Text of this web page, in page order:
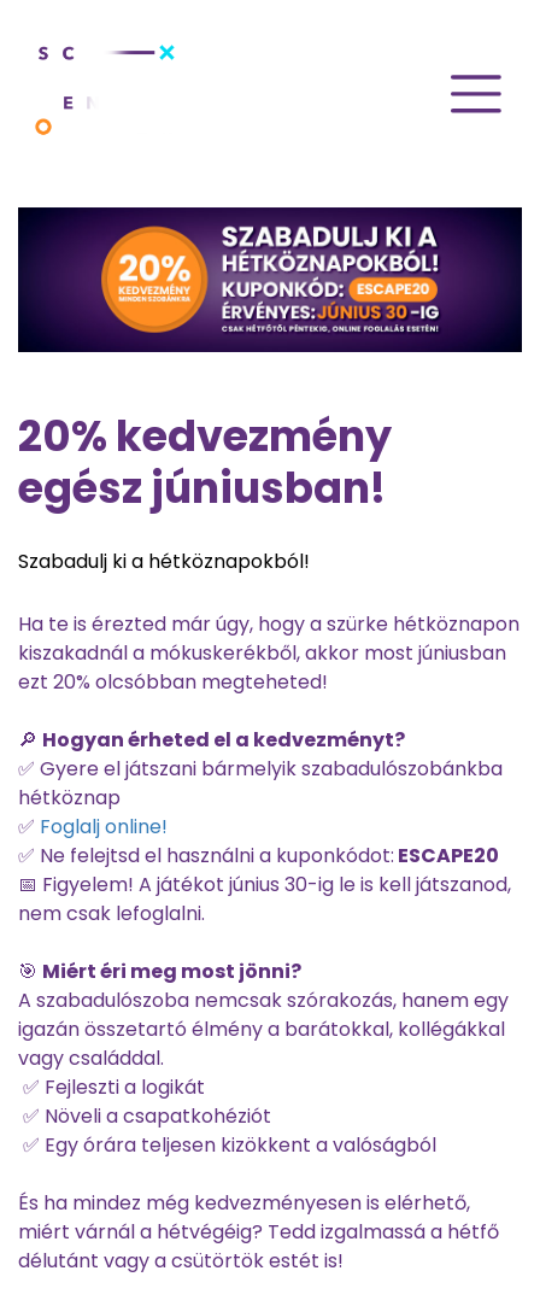
20% kedvezmény
egész júniusban!
Szabadulj ki a hétköznapokból!
Ha te is érezted már úgy, hogy a szürke hétköznapon
kiszakadnál a mókuskerékből, akkor most júniusban
ezt 20% olcsóbban megteheted!
🔎 Hogyan érheted el a kedvezményt?
✅ Gyere el játszani bármelyik szabadulószobánkba
hétköznap
✅ Foglalj online!
✅ Ne felejtsd el használni a kuponkódot: ESCAPE20
📅 Figyelem! A játékot június 30-ig le is kell játszanod,
nem csak lefoglalni.
🎯 Miért éri meg most jönni?
A szabadulószoba nemcsak szórakozás, hanem egy
igazán összetartó élmény a barátokkal, kollégákkal
vagy családdal.
✅ Fejleszti a logikát
✅ Növeli a csapatkohéziót
✅ Egy órára teljesen kizökkent a valóságból
És ha mindez még kedvezményesen is elérhető,
miért várnál a hétvégéig? Tedd izgalmassá a hétfő
délutánt vagy a csütörtök estét is!